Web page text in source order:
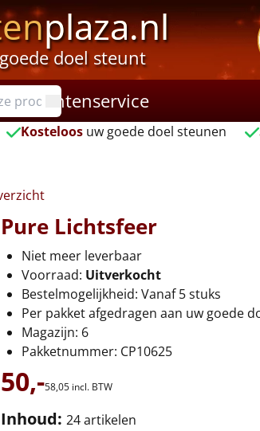
plaza.nl
doel steunt
Klantenservice
Kosteloos uw goede doel steunen
Pure Lichtsfeer
Niet meer leverbaar
Voorraad: Uitverkocht
Bestelmogelijkheid: Vanaf 5 stuks
Per pakket afgedragen aan uw goede
Magazijn: 6
Pakketnummer: CP10625
50,-58,05 incl. BTW
Inhoud: 24 artikelen